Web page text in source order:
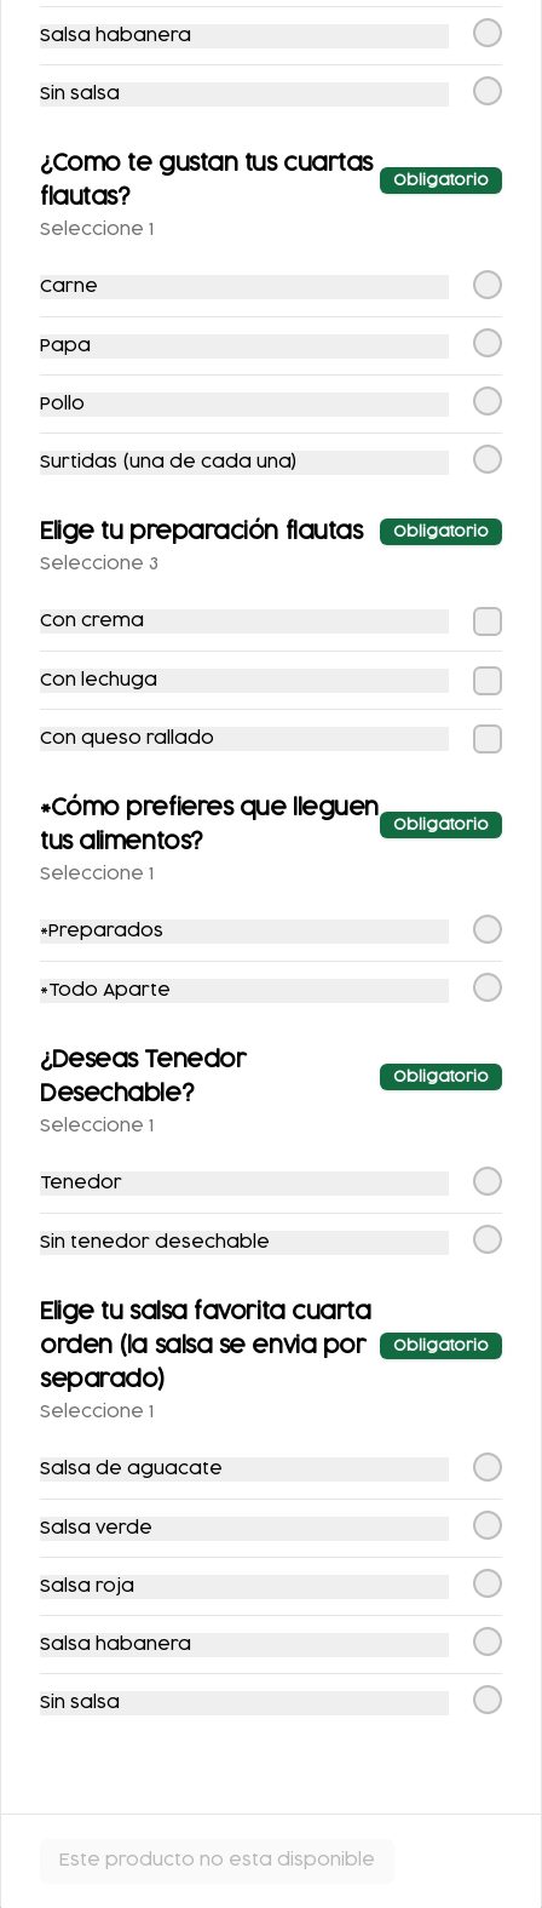
COCA-COLA
$25.00
COCA COLA ZERO
$25.00
$25.00 $25.00
SPRITE SIN AZÚCAR
355 ML.
FRESCA SIN
AZUCAR 355ML
$25.00
FANTA SIN AZUCAR
Postres
$63.00
Salsa habanera
Sin salsa
¿Como te gustan tus cuartas
flautas?
Obligatorio
Seleccione 1
Carne
Papa
Pollo
Surtidas (una de cada una)
Elige tu preparación flautas Obligatorio
Seleccione 3
Con crema
Con lechuga
Con queso rallado
*Cómo prefieres que lleguen
tus alimentos?
Obligatorio
Seleccione 1
*Preparados
*Todo Aparte
¿Deseas Tenedor
Desechable?
Obligatorio
Seleccione 1
Tenedor
Sin tenedor desechable
Elige tu salsa favorita cuarta
orden (la salsa se envia por
separado)
Obligatorio
Seleccione 1
Salsa de aguacate
Salsa verde
Salsa roja
Salsa habanera
Sin salsa
Este producto no esta disponible